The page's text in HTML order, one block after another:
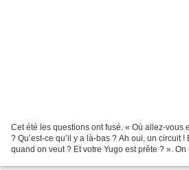
Cet été les questions ont fusé. « Où allez-vous
? Qu’est-ce qu’il y a là-bas ? Ah oui, un circuit
quand on veut ? Et votre Yugo est prête ? ».